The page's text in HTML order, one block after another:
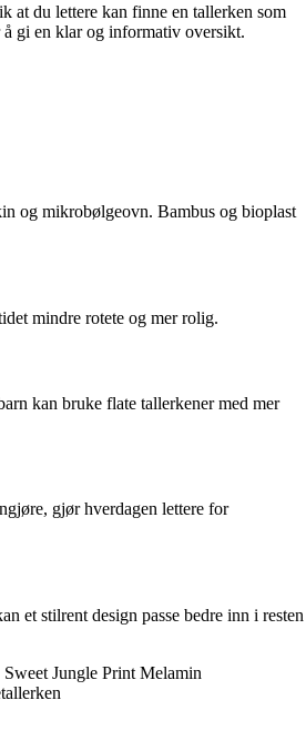
at du lettere kan finne en tallerken som
å gi en klar og informativ oversikt.
og mikrobølgeovn. Bambus og bioplast
mindre rotete og mer rolig.
kan bruke flate tallerkener med mer
gjør hverdagen lettere for
et stilrent design passe bedre inn i resten
Jungle Print Melamin